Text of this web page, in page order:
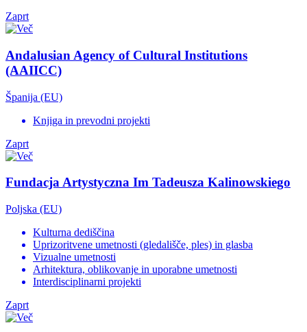
Zaprt
Andalusian Agency of Cultural Institutions
(AAIICC)
Španija (EU)
Knjiga in prevodni projekti
Zaprt
Fundacja Artystyczna Im Tadeusza Kalinowskiego
Poljska (EU)
Kulturna dediščina
Uprizoritvene umetnosti (gledališče, ples) in glasba
Vizualne umetnosti
Arhitektura, oblikovanje in uporabne umetnosti
Interdisciplinarni projekti
Zaprt